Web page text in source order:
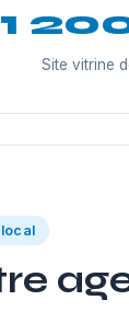
1
Site vitrine